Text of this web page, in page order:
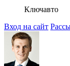
Ключавто
Вход на сайт